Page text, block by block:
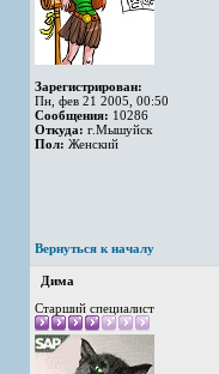
Зарегистрирован:
Пн, фев 21 2005, 00:50
Сообщения: 10286
Откуда: г.Мышуйск
Пол: Женский
Вернуться к началу
Дима
Старший специалист